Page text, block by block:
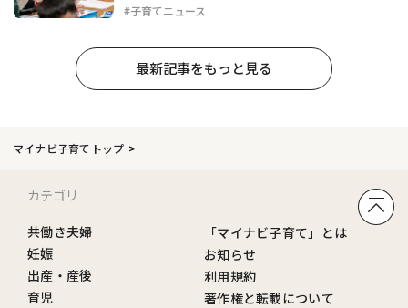
#子育てニュース
最新記事をもっと見る
マイナビ子育てトップ
カテゴリ
共働き夫婦
妊娠
出産・産後
育児
「マイナビ子育て」とは
お知らせ
利用規約
著作権と転載について